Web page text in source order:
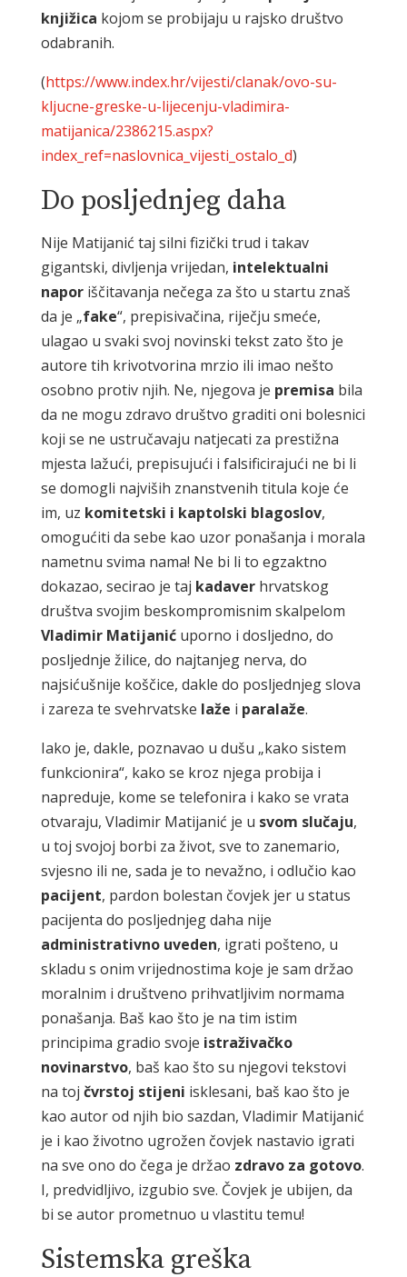
knjižica kojom se probijaju u rajsko društvo
odabranih.
(https://www.index.hr/vijesti/clanak/ovo-su-
kljucne-greske-u-lijecenju-vladimira-
matijanica/2386215.aspx?
index_ref=naslovnica_vijesti_ostalo_d)
Do posljednjeg daha
Nije Matijanić taj silni fizički trud i takav
gigantski, divljenja vrijedan, intelektualni
naporiščitavanja nečega za što u startu znaš
da je „fake“, prepisivačina, riječju smeće,
ulagao u svaki svoj novinski tekst zato što je
autore tih krivotvorina mrzio ili imao nešto
osobno protiv njih. Ne, njegova je premisa bila
da ne mogu zdravo društvo graditi oni bolesnici
koji se ne ustručavaju natjecati za prestižna
mjesta lažući, prepisujući i falsificirajući ne bi li
se domogli najviših znanstvenih titula koje će
im, uz komitetski i kaptolski blagoslov,
omogućiti da sebe kao uzor ponašanja i morala
nametnu svima nama! Ne bi li to egzaktno
dokazao, secirao je taj kadaverhrvatskog
društva svojim beskompromisnim skalpelom
Vladimir Matijanićuporno i dosljedno, do
posljednje žilice, do najtanjeg nerva, do
najsićušnije koščice, dakle do posljednjeg slova
i zareza te svehrvatske laže i paralaže.
Iako je, dakle, poznavao u dušu „kako sistem
funkcionira“, kako se kroz njega probija i
napreduje, kome se telefonira i kako se vrata
otvaraju, Vladimir Matijanić je u svom slučaju,
u toj svojoj borbi za život, sve to zanemario,
svjesno ili ne, sada je to nevažno, i odlučio kao
pacijent, pardon bolestan čovjek jer u status
pacijenta do posljednjeg daha nije
administrativno uveden, igrati pošteno, u
skladu s onim vrijednostima koje je sam držao
moralnim i društveno prihvatljivim normama
ponašanja. Baš kao što je na tim istim
principima gradio svoje istraživačko
novinarstvo, baš kao što su njegovi tekstovi
na toj čvrstoj stijeni isklesani, baš kao što je
kao autor od njih bio sazdan, Vladimir Matijanić
je i kao životno ugrožen čovjek nastavio igrati
na sve ono do čega je držao zdravo za gotovo.
I, predvidljivo, izgubio sve. Čovjek je ubijen, da
bi se autor prometnuo u vlastitu temu!
Sistemska greška